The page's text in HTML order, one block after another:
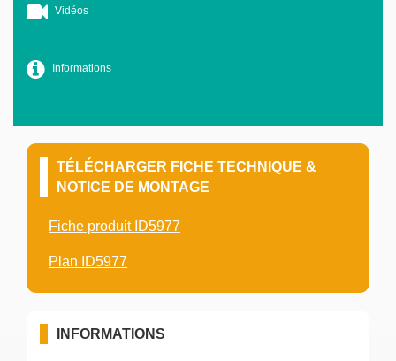
Vidéos
Informations
TÉLÉCHARGER FICHE TECHNIQUE &
NOTICE DE MONTAGE
Fiche produit ID5977
Plan ID5977
INFORMATIONS